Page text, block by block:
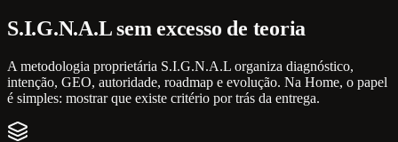
S.I.G.N.A.L sem excesso de teoria
A metodologia proprietária S.I.G.N.A.L organiza diagnóstico,
intenção, GEO, autoridade, roadmap e evolução. Na Home, o papel
é simples: mostrar que existe critério por trás da entrega.